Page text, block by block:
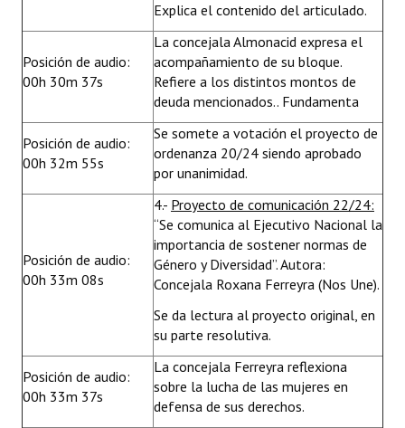
Explica el contenido del articulado.
Posición de audio:
00h 30m 37s
La concejala Almonacid expresa el
acompañamiento de su bloque.
Refiere a los distintos montos de
deuda mencionados.. Fundamenta
Posición de audio:
00h 32m 55s
Se somete a votación el proyecto de
ordenanza 20/24 siendo aprobado
por unanimidad.
Posición de audio:
00h 33m 08s
4.- Proyecto de comunicación 22/24:
“Se comunica al Ejecutivo Nacional la
importancia de sostener normas de
Género y Diversidad”. Autora:
Concejala Roxana Ferreyra (Nos Une).
Se da lectura al proyecto original, en
su parte resolutiva.
Posición de audio:
00h 33m 37s
La concejala Ferreyra reflexiona
sobre la lucha de las mujeres en
defensa de sus derechos.